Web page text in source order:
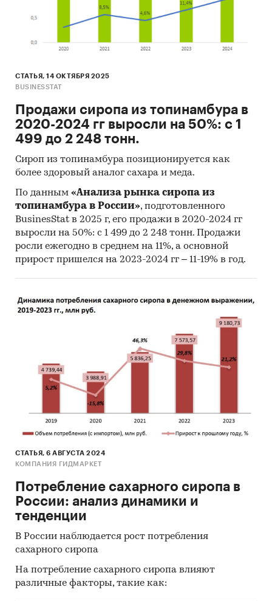
цена реализации, цена производства, цены
экспорта и импорта
баланс спроса и предложения, складские
запасы
При подготовке обзора используется
официальная статистика и собранные
данные.
Информация профильных ведомств:
статистики (Росстат)
Федеральная налоговая служба
Таможенный союз ЕАЭС
Информация, собранная BusinesStat:
оценки экспертов пищевой
Потребительские товары
Варенья, джемы, сиропы
Промышленность
... Продукты питания /
Варенья, джемы, сиропы
СТАТЬЯ, 14 ОКТЯБРЯ 2025
BUSINESSTAT
Продажи сиропа из топинамбура в
2020-2024 гг выросли на 50%: с 1
499 до 2 248 тонн.
Сироп из топинамбура позиционируется как
более здоровый аналог сахара и меда.
По данным «Анализа рынка сиропа из
топинамбура в России», подготовленного
BusinesStat в 2025 г, его продажи в 2020-2024 гг
выросли на 50%: с 1 499 до 2 248 тонн. Продажи
росли ежегодно в среднем на 11%, а основной
прирост пришелся на 2023-2024 гг – 11-19% в год.
СТАТЬЯ, 6 АВГУСТА 2024
КОМПАНИЯ ГИДМАРКЕТ
Потребление сахарного сиропа в
России: анализ динамики и
тенденции
В России наблюдается рост потребления
сахарного сиропа
На потребление сахарного сиропа влияют
различные факторы, такие как: